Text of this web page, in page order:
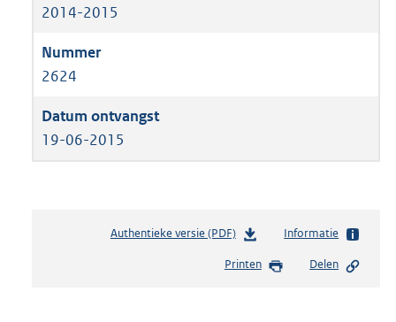
2014-2015
2624
19-06-2015
Authentieke versie (PDF)b
s
Informatie
Printen Delen